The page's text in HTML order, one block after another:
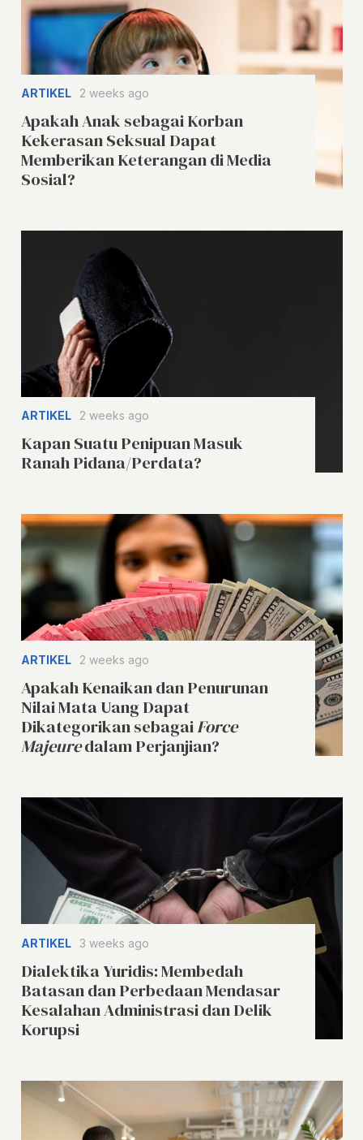
ARTIKEL 2 weeks ago
Apakah Anak sebagai Korban
Kekerasan Seksual Dapat
Memberikan Keterangan di Media
Sosial?
ARTIKEL 2 weeks ago
Kapan Suatu Penipuan Masuk
Ranah Pidana/Perdata?
ARTIKEL 2 weeks ago
Apakah Kenaikan dan Penurunan
Nilai Mata Uang Dapat
Dikategorikan sebagaiForce
Majeuredalam Perjanjian?
ARTIKEL 3 weeks ago
Dialektika Yuridis: Membedah
Batasan dan Perbedaan Mendasar
Kesalahan Administrasi dan Delik
Korupsi